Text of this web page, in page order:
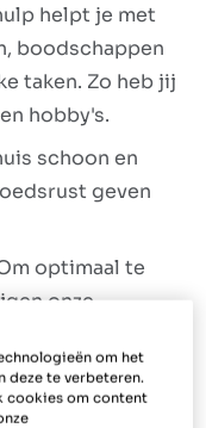
helpt je met
boodschappen
taken. Zo heb jij
hobby's.
schoon en
geven
optimaal te
onze
en om het
deze te verbeteren.
cookies om content